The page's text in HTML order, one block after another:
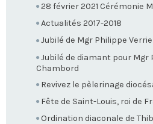
28 février 2021 Cérémonie
Actualités 2017-2018
Jubilé de Mgr Philippe
Jubilé de diamant pour Mgr
Chambord
Revivez le pèlerinage
Fête de Saint-Louis, roi de
Ordination diaconale de